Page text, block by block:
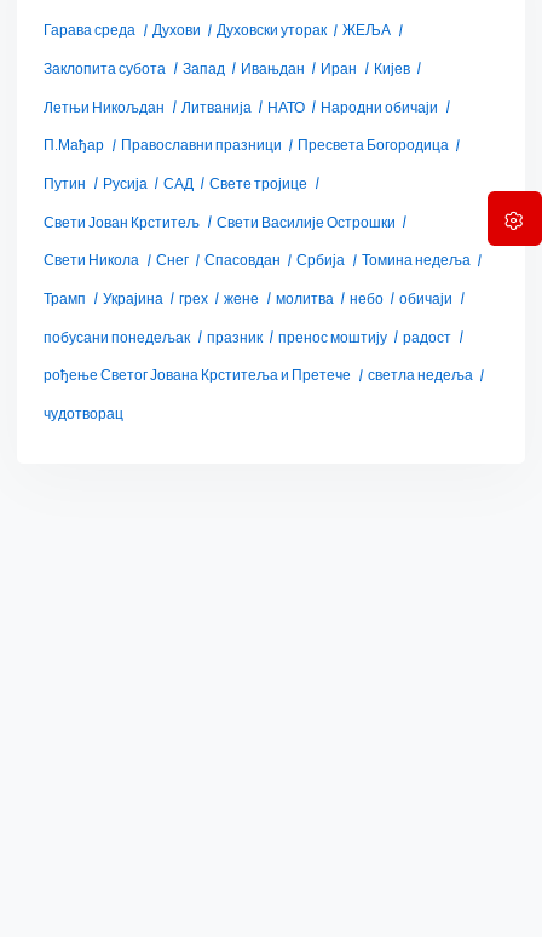
Гарава среда
Духови Духовски уторак
ЖЕЉА
Заклопита субота
Запад Ивањдан Иран
Кијев
Летњи Никољдан
Литванија НАТО
Народни обичаји
П.Мађар
Православни празници
Пресвета Богородица
Путин
Русија САД
Свете тројице
Свети Јован Крститељ
Свети Василије Острошки
Свети Никола
Снег Спасовдан Србија
Томина недеља
Трамп
Украјина грех жене молитва небо
обичаји
побусани понедељак
празник пренос моштију
радост
рођење Светог Јована Крститеља и Претече
светла недеља
чудотворац